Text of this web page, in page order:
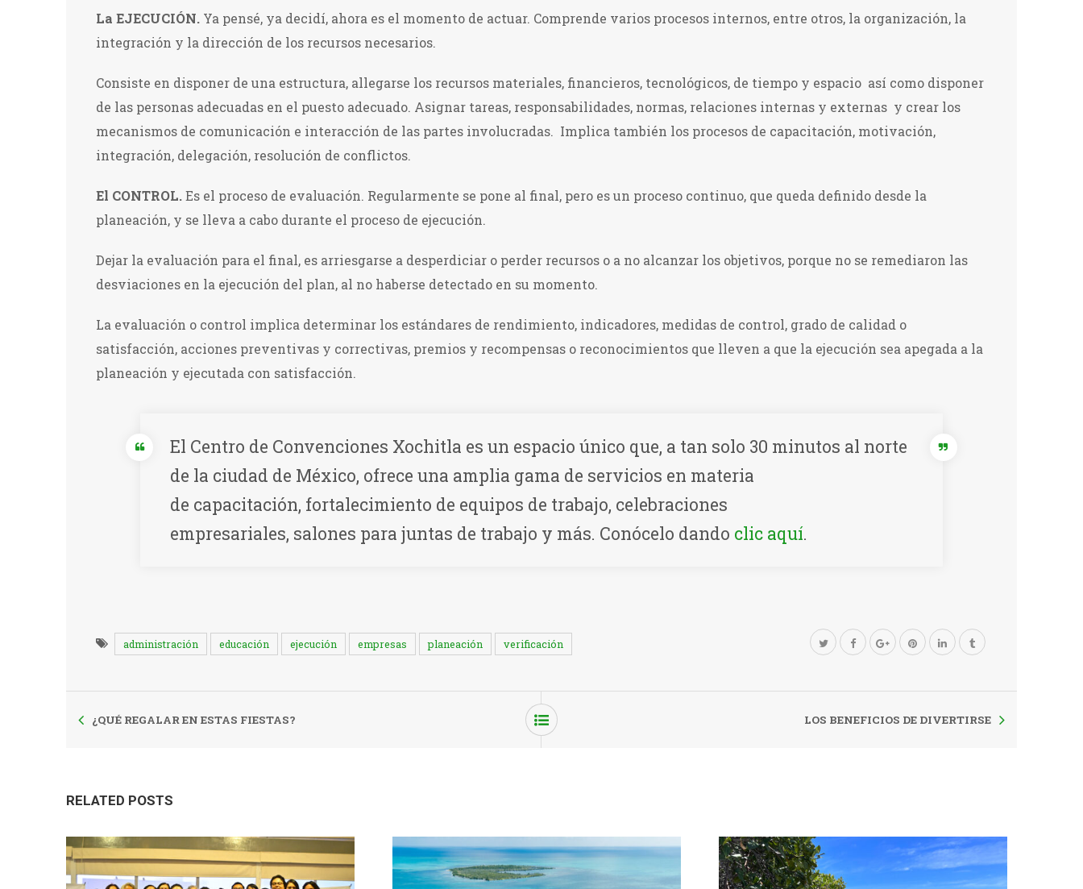
La EJECUCIÓN. Ya pensé, ya decidí, ahora es el momento de actuar. Comprende varios procesos internos, entre otros, la organización, la
integración y la dirección de los recursos necesarios.
Consiste en disponer de una estructura, allegarse los recursos materiales, financieros, tecnológicos, de tiempo y espacio así como disponer
de las personas adecuadas en el puesto adecuado. Asignar tareas, responsabilidades, normas, relaciones internas y externas y crear los
mecanismos de comunicación e interacción de las partes involucradas. Implica también los procesos de capacitación, motivación,
integración, delegación, resolución de conflictos.
El CONTROL.Es el proceso de evaluación. Regularmente se pone al final, pero es un proceso continuo, que queda definido desde la
planeación, y se lleva a cabo durante el proceso de ejecución.
Dejar la evaluación para el final, es arriesgarse a desperdiciar o perder recursos o a no alcanzar los objetivos, porque no se remediaron las
desviaciones en la ejecución del plan, al no haberse detectado en su momento.
La evaluación o control implica determinar los estándares de rendimiento, indicadores, medidas de control, grado de calidad o
satisfacción, acciones preventivas y correctivas, premios y recompensas o reconocimientos que lleven a que la ejecución sea apegada a la
planeación y ejecutada con satisfacción.
El Centro de Convenciones Xochitla es un espacio único que, a tan solo 30 minutos al norte
de la ciudad de México, ofrece una amplia gama de servicios en materia
de capacitación, fortalecimiento de equipos de trabajo, celebraciones
empresariales, salones para juntas de trabajo y más. Conócelo dando clic aquí.
administración educación ejecución empresas planeación verificación
¿QUÉ REGALAR EN ESTAS FIESTAS? LOS BENEFICIOS DE DIVERTIRSE
RELATED POSTS